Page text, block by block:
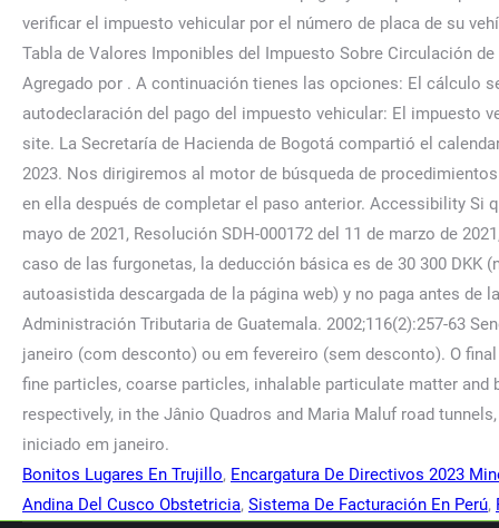
Bonitos Lugares En Trujillo, Encargatura De Directivos 2023
Andina Del Cusco Obstetricia, Sistema De Facturación En Perú,